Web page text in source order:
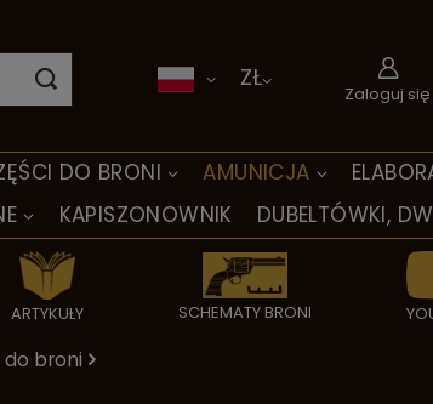
DO BRONI AMUNICJA
KAPISZONOWNIK DUBELTÓWKI,
ARTYKUŁY SCHEMATY BRONI
ZŁ
Zaloguj się
broni